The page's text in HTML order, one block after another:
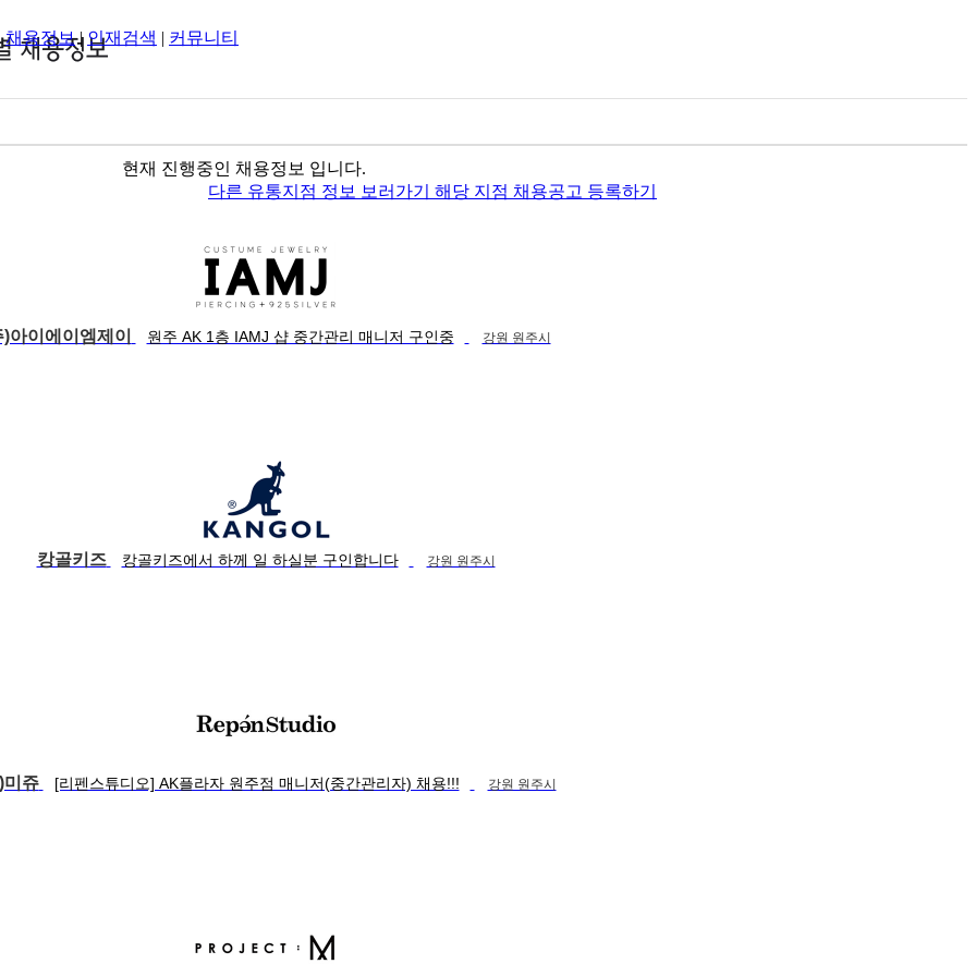
채용정보| 인재검색 | 커뮤니티
현재 진행중인 채용정보 입니다.
다른 유통지점 정보 보러가기 해당 지점 채용공고 등록하기
아이에이엠제이 원주 AK 1층 IAMJ 샵 중간관리 매니저 구인중 강원 원주시
캉골키즈 캉골키즈에서 하께 일 하실분 구인합니다 강원 원주시
미쥬 [리펜스튜디오] AK플라자 원주점 매니저(중간관리자) 채용!!! 강원 원주시